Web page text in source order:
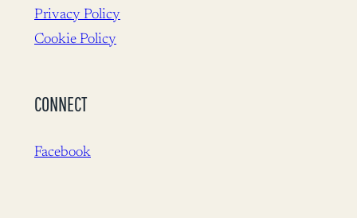
Privacy Policy
Cookie Policy
CONNECT
Facebook